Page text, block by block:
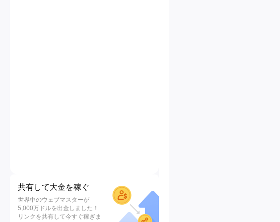
共有して大金を稼ぐ
世界中のウェブマスターが
5,000万ドルを出金しました！
リンクを共有して今すぐ稼ぎま